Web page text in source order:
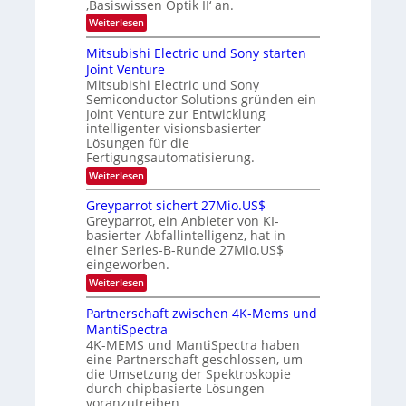
-
T
r
e
n
d
s
i
m
e
s
t
e
n
H
a
l
b
j
a
h
e
m
i
a
r
n
s
a
z
n
i
m
m
t
i
n
d
e
r
A
C
H
-
I
n
d
u
s
t
r
i
e
z
u
‚Basiswissen Optik II‘ an.
Weiterlesen:
O
p
t
i
k
-
K
u
r
s
v
o
n
P
h
o
t
o
n
i
c
s
H
u
b
Mitsubishi Electric und Sony starten
Joint Venture
Mitsubishi Electric und Sony
Semiconductor Solutions gründen ein
Joint Venture zur Entwicklung
intelligenter visionsbasierter
Lösungen für die
Fertigungsautomatisierung.
Weiterlesen:
M
t
s
u
b
i
s
h
i
E
l
e
c
t
r
i
c
Greyparrot sichert 27Mio.US$
Greyparrot, ein Anbieter von KI-
basierter Abfallintelligenz, hat in
einer Series-B-Runde 27Mio.US$
eingeworben.
Weiterlesen:
G
r
e
y
p
a
r
r
o
Partnerschaft zwischen 4K-Mems und
MantiSpectra
4K-MEMS und MantiSpectra haben
eine Partnerschaft geschlossen, um
die Umsetzung der Spektroskopie
durch chipbasierte Lösungen